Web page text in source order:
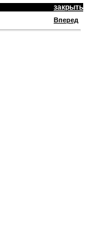
закрыть
Вперед